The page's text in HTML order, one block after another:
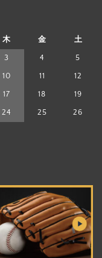
木 金 土
3 4 5
10 11 12
17 18 19
24 25 26